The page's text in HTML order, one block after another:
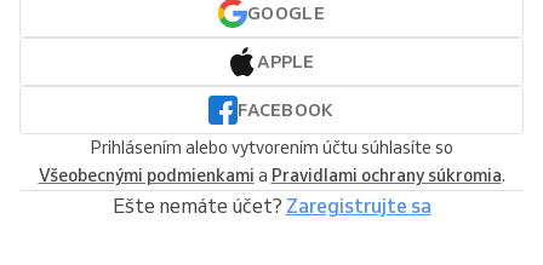
GOOGLE
APPLE
FACEBOOK
Prihlásením alebo vytvorením účtu súhlasíte so
Všeobecnými podmienkami a Pravidlami ochrany súkromia.
Ešte nemáte účet? Zaregistrujte sa